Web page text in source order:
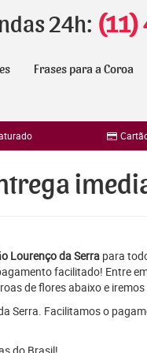
24h: (11)
Frases para a Coroa
Lourenço da Serra para
facilitado! Entre
de flores abaixo e
Serra. Facilitamos o